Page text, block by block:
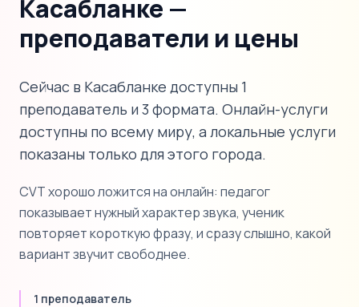
Касабланке —
преподаватели и цены
Сейчас в Касабланке доступны 1
преподаватель и 3 формата. Онлайн-услуги
доступны по всему миру, а локальные услуги
показаны только для этого города.
CVT хорошо ложится на онлайн: педагог
показывает нужный характер звука, ученик
повторяет короткую фразу, и сразу слышно, какой
вариант звучит свободнее.
1 преподаватель